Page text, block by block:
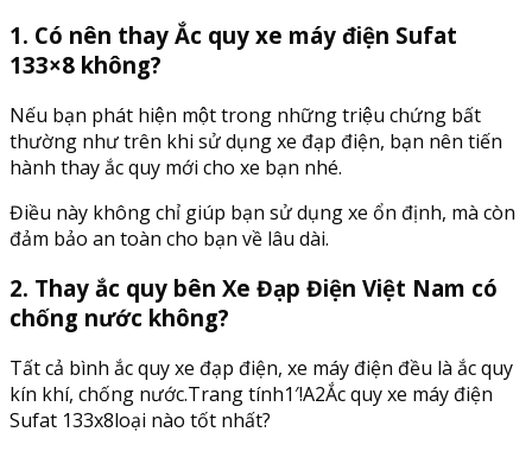
1. Có nên thay Ắc quy xe máy điện Sufat
133×8 không?
Nếu bạn phát hiện một trong những triệu chứng bất
thường như trên khi sử dụng xe đạp điện, bạn nên tiến
hành thay ắc quy mới cho xe bạn nhé.
Điều này không chỉ giúp bạn sử dụng xe ổn định, mà còn
đảm bảo an toàn cho bạn về lâu dài.
2. Thay ắc quy bên Xe Đạp Điện Việt Nam có
chống nước không?
Tất cả bình ắc quy xe đạp điện, xe máy điện đều là ắc quy
kín khí, chống nước.Trang tính1′!A2Ắc quy xe máy điện
Sufat 133x8loại nào tốt nhất?